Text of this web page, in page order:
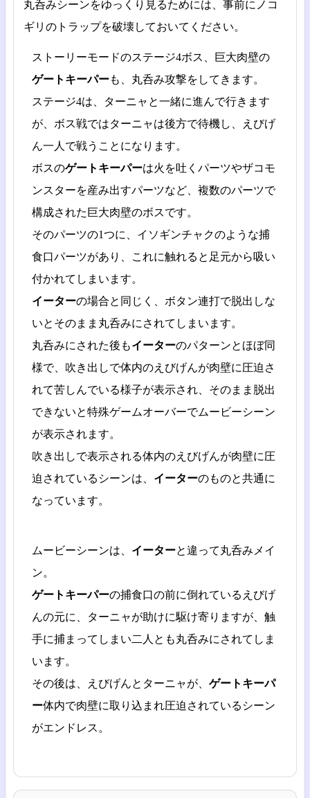
丸呑みシーンをゆっくり見るためには、事前にノコ
ギリのトラップを破壊しておいてください。
ストーリーモードのステージ4ボス、巨大肉壁の
ゲートキーパーも、丸呑み攻撃をしてきます。
ステージ4は、ターニャと一緒に進んで行きます
が、ボス戦ではターニャは後方で待機し、えびげ
ん一人で戦うことになります。
ボスのゲートキーパーは火を吐くパーツやザコモ
ンスターを産み出すパーツなど、複数のパーツで
構成された巨大肉壁のボスです。
そのパーツの1つに、イソギンチャクのような捕
食口パーツがあり、これに触れると足元から吸い
付かれてしまいます。
イーターの場合と同じく、ボタン連打で脱出しな
いとそのまま丸呑みにされてしまいます。
丸呑みにされた後もイーターのパターンとほぼ同
様で、吹き出しで体内のえびげんが肉壁に圧迫さ
れて苦しんでいる様子が表示され、そのまま脱出
できないと特殊ゲームオーバーでムービーシーン
が表示されます。
吹き出しで表示される体内のえびげんが肉壁に圧
迫されているシーンは、 イーターのものと共通に
なっています。
ムービーシーンは、 イーターと違って丸呑みメイ
ン。
ゲートキーパーの捕食口の前に倒れているえびげ
んの元に、ターニャが助けに駆け寄りますが、触
手に捕まってしまい二人とも丸呑みにされてしま
います。
その後は、えびげんとターニャが、 ゲートキーパ
ー体内で肉壁に取り込まれ圧迫されているシーン
がエンドレス。